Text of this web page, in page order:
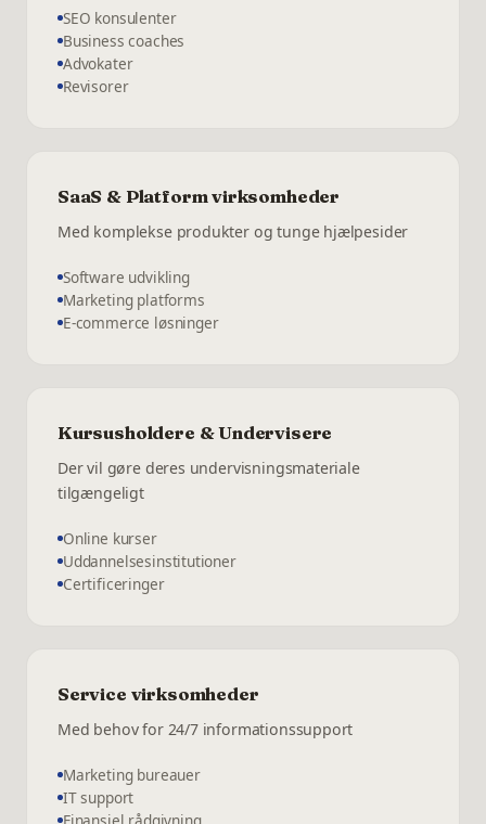
SEO konsulenter
Business coaches
Advokater
Revisorer
SaaS & Platform virksomheder
Med komplekse produkter og tunge hjælpesider
Software udvikling
Marketing platforms
E-commerce løsninger
Kursusholdere & Undervisere
Der vil gøre deres undervisningsmateriale
tilgængeligt
Online kurser
Uddannelsesinstitutioner
Certificeringer
Service virksomheder
Med behov for 24/7 informationssupport
Marketing bureauer
IT support